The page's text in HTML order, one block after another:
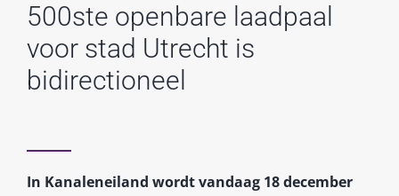
500ste openbare laadpaal
voor stad Utrecht is
bidirectioneel
In Kanaleneiland wordt vandaag 18 december